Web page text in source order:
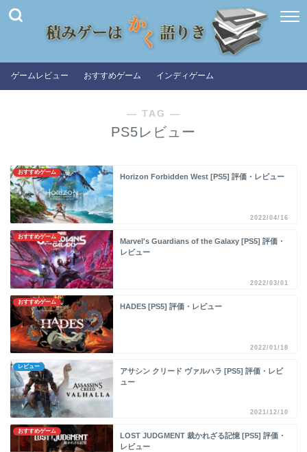
ゲームレビュー おすすめゲーム インディゲーム
― TAG ―
PS5レビュー
おすすめゲーム
Horizon Forbidden West [PS5] 評価・レビュー
2022/04/16
おすすめゲーム
Marvel's Guardians of the Galaxy [PS5] 評価・
レビュー
2022/03/01
おすすめゲーム
HADES [PS5] 評価・レビュー
2022/01/18
レビュー
アサシン クリード ヴァルハラ [PS5] 評価・レビ
ュー
2021/12/10
おすすめゲーム
LOST JUDGMENT 裁かれざる記憶 [PS5] 評価・
レビュー